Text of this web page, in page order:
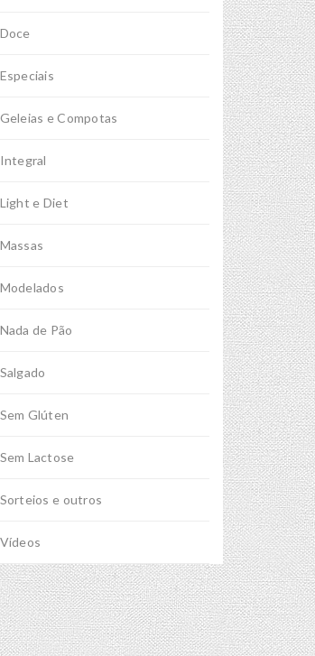
Doce
Especiais
Geleias e Compotas
Integral
Light e Diet
Massas
Modelados
Nada de Pão
Salgado
Sem Glúten
Sem Lactose
Sorteios e outros
Vídeos